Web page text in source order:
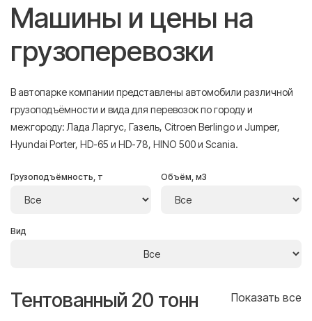
Машины и цены на
грузоперевозки
В автопарке компании представлены автомобили различной
грузоподъёмности и вида для перевозок по городу и
межгороду: Лада Ларгус, Газель, Citroen Berlingo и Jumper,
Hyundai Porter, HD-65 и HD-78, HINO 500 и Scania.
Грузоподъёмность, т Объём, м3
Вид
Тентованный 20 тонн Показать все